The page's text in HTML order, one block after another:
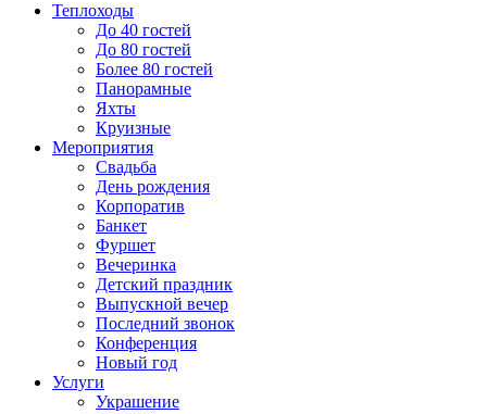
Теплоходы
До 40 гостей
До 80 гостей
Более 80 гостей
Панорамные
Яхты
Круизные
Мероприятия
Свадьба
День рождения
Корпоратив
Банкет
Фуршет
Вечеринка
Детский праздник
Выпускной вечер
Последний звонок
Конференция
Новый год
Услуги
Украшение